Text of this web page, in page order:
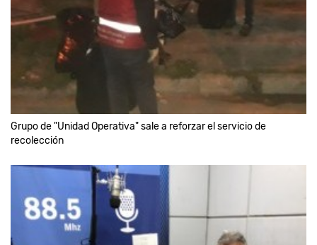
Grupo de "Unidad Operativa" sale a reforzar el servicio de
recolección